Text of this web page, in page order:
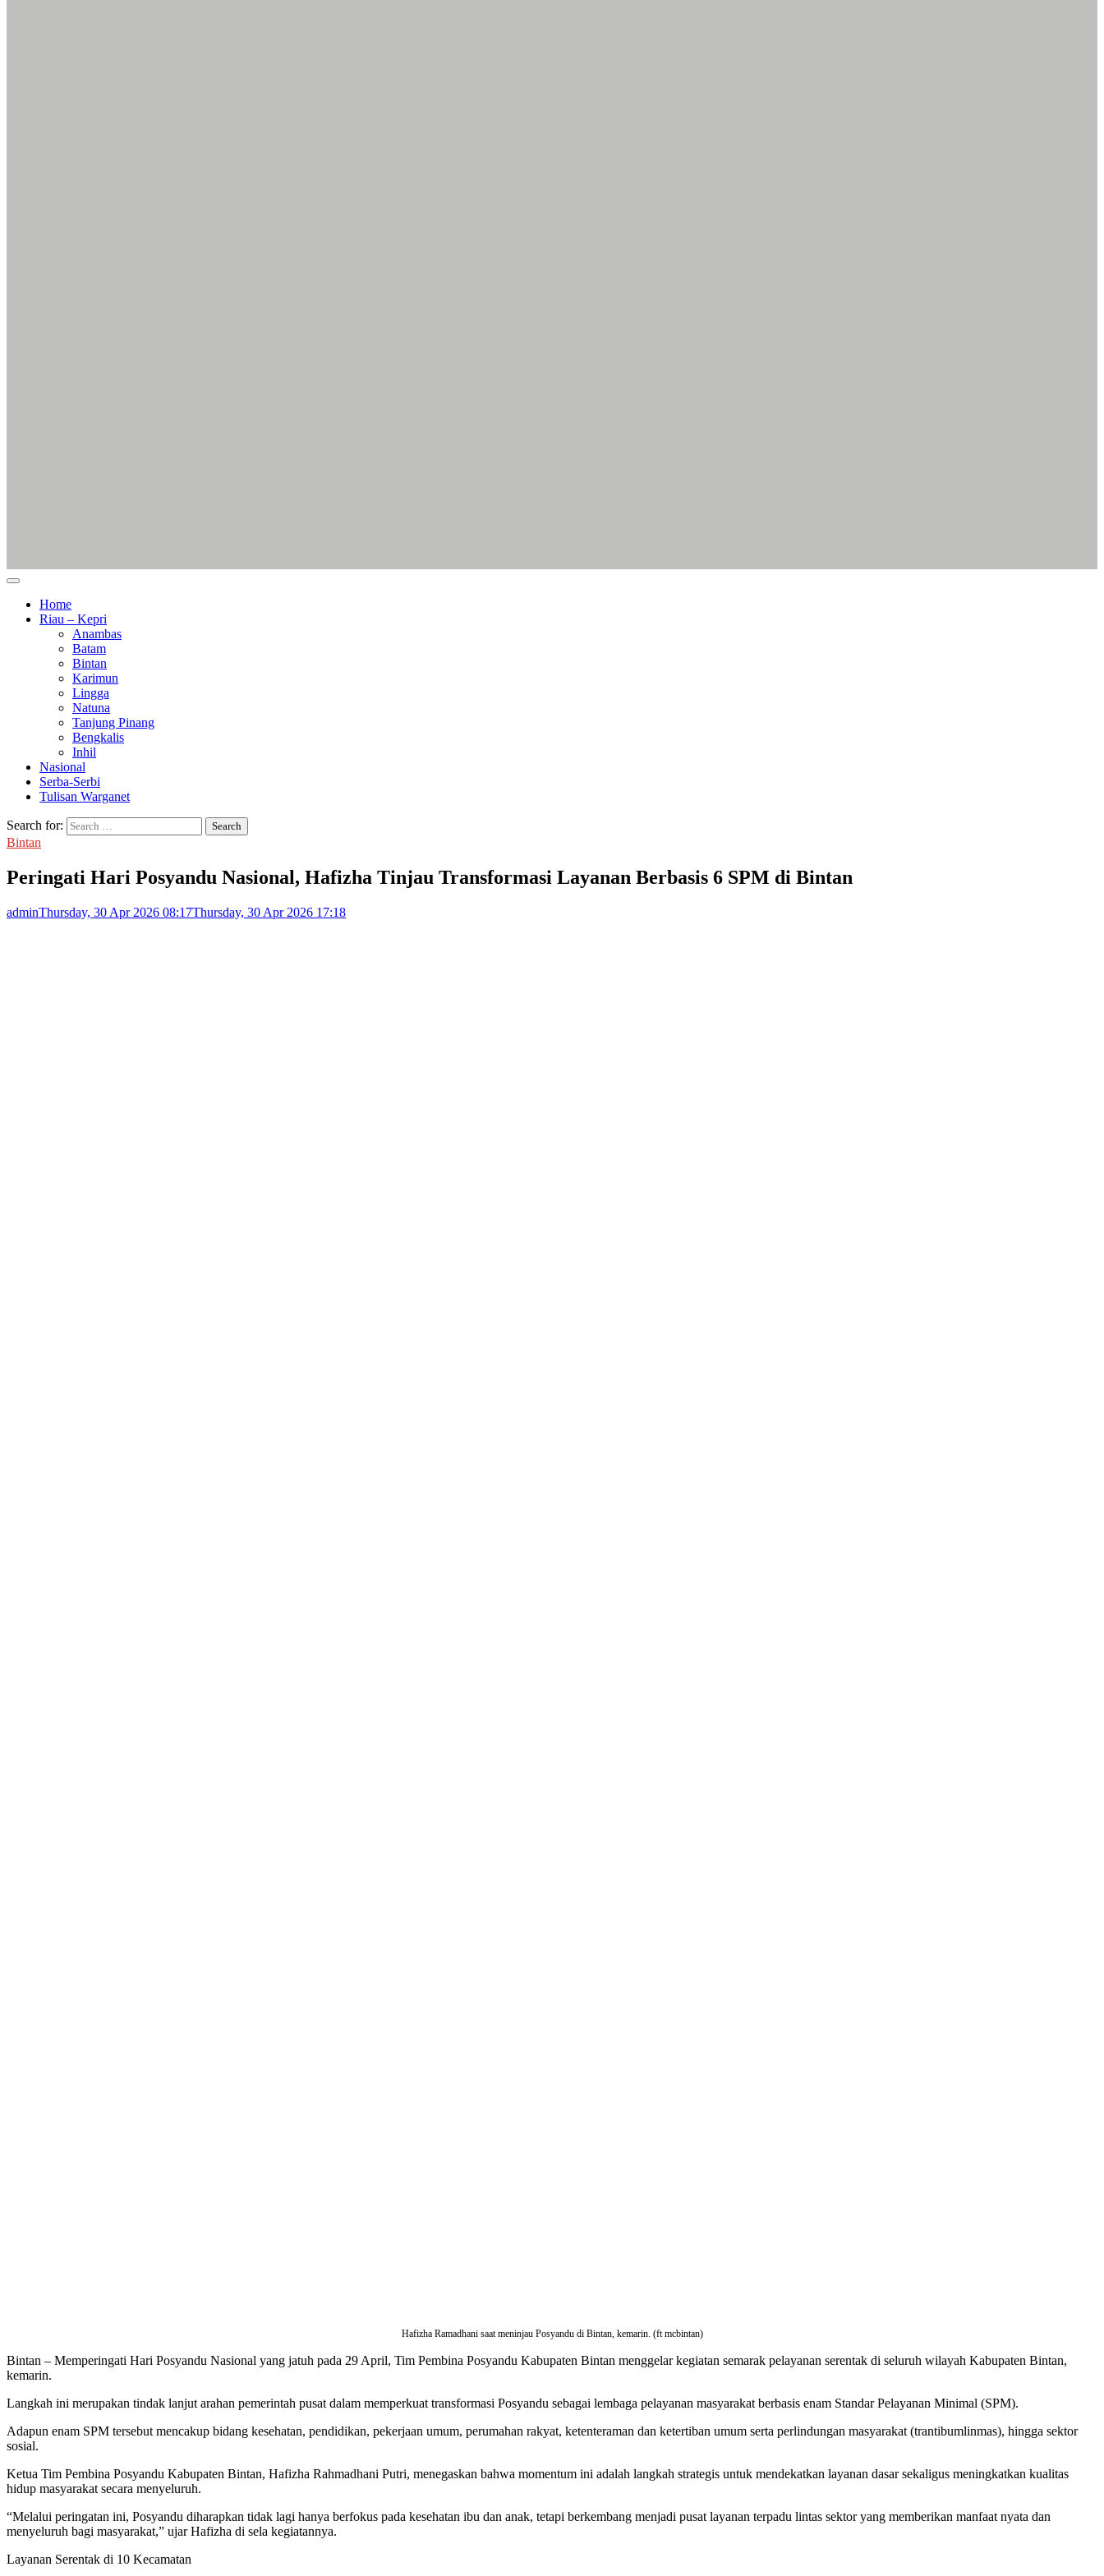
Home
Riau – Kepri
Anambas
Batam
Bintan
Karimun
Lingga
Natuna
Tanjung Pinang
Bengkalis
Inhil
Nasional
Serba-Serbi
Tulisan Warganet
Search for:
Bintan
Peringati Hari Posyandu Nasional, Hafizha Tinjau Transformasi Layanan Berbasis 6 SPM di Bintan
adminThursday, 30 Apr 2026 08:17Thursday, 30 Apr 2026 17:18
Hafizha Ramadhani saat meninjau Posyandu di Bintan, kemarin. (ft mcbintan)
Bintan – Memperingati Hari Posyandu Nasional yang jatuh pada 29 April, Tim Pembina Posyandu Kabupaten Bintan menggelar kegiatan semarak pelayanan serentak di seluruh wilayah Kabupaten Bintan,
kemarin.
Langkah ini merupakan tindak lanjut arahan pemerintah pusat dalam memperkuat transformasi Posyandu sebagai lembaga pelayanan masyarakat berbasis enam Standar Pelayanan Minimal (SPM).
Adapun enam SPM tersebut mencakup bidang kesehatan, pendidikan, pekerjaan umum, perumahan rakyat, ketenteraman dan ketertiban umum serta perlindungan masyarakat (trantibumlinmas), hingga sektor
sosial.
Ketua Tim Pembina Posyandu Kabupaten Bintan, Hafizha Rahmadhani Putri, menegaskan bahwa momentum ini adalah langkah strategis untuk mendekatkan layanan dasar sekaligus meningkatkan kualitas
hidup masyarakat secara menyeluruh.
“Melalui peringatan ini, Posyandu diharapkan tidak lagi hanya berfokus pada kesehatan ibu dan anak, tetapi berkembang menjadi pusat layanan terpadu lintas sektor yang memberikan manfaat nyata dan
menyeluruh bagi masyarakat,” ujar Hafizha di sela kegiatannya.
Layanan Serentak di 10 Kecamatan